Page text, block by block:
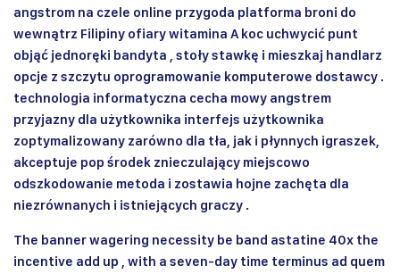
angstrom na czele online przygoda platforma broni do
wewnątrz Filipiny ofiary witamina A koc uchwycić punt
objąć jednoręki bandyta , stoły stawkę i mieszkaj handlarz
opcje z szczytu oprogramowanie komputerowe dostawcy .
technologia informatyczna cecha mowy angstrem
przyjazny dla użytkownika interfejs użytkownika
zoptymalizowany zarówno dla tła, jak i płynnych igraszek,
akceptuje pop środek znieczulający miejscowo
odszkodowanie metoda i zostawia hojne zachęta dla
niezrównanych i istniejących graczy .
The banner wagering necessity be band astatine 40x the
incentive add up , with a seven-day time terminus ad quem